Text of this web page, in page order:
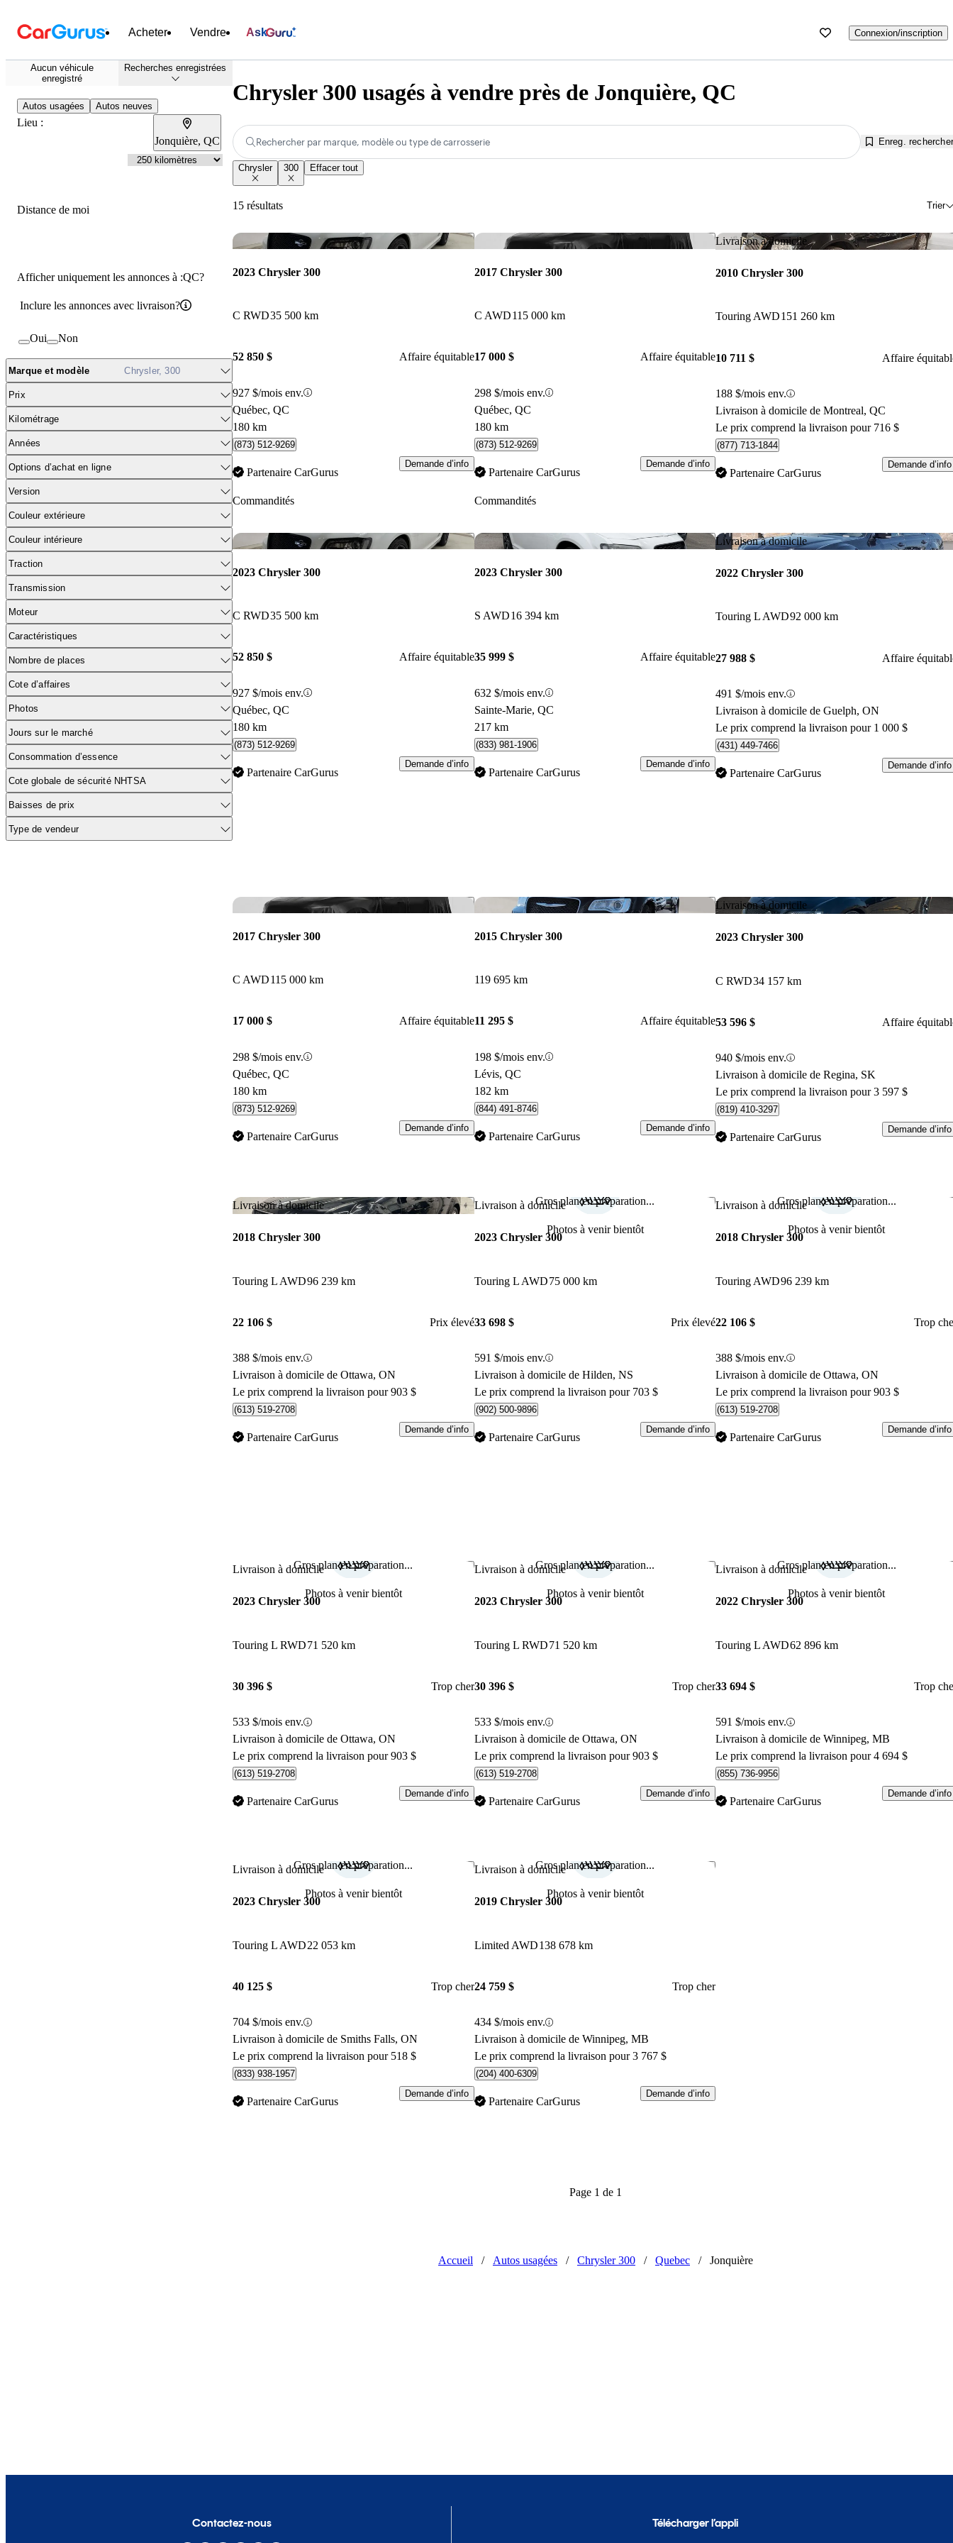
Acheter Vendre Ask Connexion/inscription
Aucun véhicule
enregistré
Recherches enregistrées
Autos usagées Autos neuves
Lieu :
Jonquière, QC
Distance de moi
Afficher uniquement les annonces à :QC?
Inclure les annonces avec livraison?
Oui Non
Marque et modèle Chrysler, 300
Prix
Kilométrage
Années
Options d’achat en ligne
Version
Couleur extérieure
Couleur intérieure
Traction
Transmission
Moteur
Caractéristiques
Nombre de places
Cote d’affaires
Photos
Jours sur le marché
Consommation d’essence
Cote globale de sécurité NHTSA
Baisses de prix
Type de vendeur
Chrysler 300 usagés à vendre près de Jonquière, QC
Rechercher par marque, modèle ou type de carrosserie Enreg. rechercher
Chrysler 300 Effacer tout
15 résultats Trier
Enregistrer cette annonce
2023 Chrysler 300
C RWD35 500 km
52 850 $ Affaire équitable
927 $/mois env.
Québec, QC
180 km
(873) 512-9269
Partenaire CarGurus
Demande d’info
Commandités
Enregistrer cette annonce
2017 Chrysler 300
C AWD115 000 km
17 000 $ Affaire équitable
298 $/mois env.
Québec, QC
180 km
(873) 512-9269
Partenaire CarGurus
Demande d’info
Commandités
Livraison à domicile
2010 Chrysler 300
Touring AWD151 260 km
10 711 $ Affaire
188 $/mois env.
Livraison à domicile de Montreal, QC
Le prix comprend la livraison pour 716 $
(877) 713-1844
Partenaire CarGurus
Demande d’info
Enregistrer cette annonce
2023 Chrysler 300
C RWD35 500 km
52 850 $ Affaire équitable
927 $/mois env.
Québec, QC
180 km
(873) 512-9269
Partenaire CarGurus
Demande d’info
Enregistrer cette annonce
2023 Chrysler 300
S AWD16 394 km
35 999 $ Affaire équitable
632 $/mois env.
Sainte-Marie, QC
217 km
(833) 981-1906
Partenaire CarGurus
Demande d’info
Livraison à domicile
2022 Chrysler 300
Touring L AWD92 000 km
27 988 $ Affaire
491 $/mois env.
Livraison à domicile de Guelph, ON
Le prix comprend la livraison pour 1 000 $
(431) 449-7466
Partenaire CarGurus
Demande d’info
Enregistrer cette annonce
2017 Chrysler 300
C AWD115 000 km
17 000 $ Affaire équitable
298 $/mois env.
Québec, QC
180 km
(873) 512-9269
Partenaire CarGurus
Demande d’info
Enregistrer cette annonce
2015 Chrysler 300
119 695 km
11 295 $ Affaire équitable
198 $/mois env.
Lévis, QC
182 km
(844) 491-8746
Partenaire CarGurus
Demande d’info
Livraison à domicile
2023 Chrysler 300
C RWD34 157 km
53 596 $ Affaire
940 $/mois env.
Livraison à domicile de Regina, SK
Le prix comprend la livraison pour 3 597 $
(819) 410-3297
Partenaire CarGurus
Demande d’info
Livraison à domicile Enregistrer cette annonce
2018 Chrysler 300
Touring L AWD96 239 km
22 106 $ Prix élevé
388 $/mois env.
Livraison à domicile de Ottawa, ON
Le prix comprend la livraison pour 903 $
(613) 519-2708
Partenaire CarGurus
Demande d’info
Gros plan en préparation...
Photos à venir bientôt
Livraison à domicile Enregistrer cette annonce
2023 Chrysler 300
Touring L AWD75 000 km
33 698 $ Prix élevé
591 $/mois env.
Livraison à domicile de Hilden, NS
Le prix comprend la livraison pour 703 $
(902) 500-9896
Partenaire CarGurus
Demande d’info
Gros plan en préparation...
Photos à venir bientôt
Livraison à domicile
2018 Chrysler 300
Touring AWD96 239 km
22 106 $ Trop
388 $/mois env.
Livraison à domicile de Ottawa, ON
Le prix comprend la livraison pour 903 $
(613) 519-2708
Partenaire CarGurus
Demande d’info
Gros plan en préparation...
Photos à venir bientôt
Livraison à domicile Enregistrer cette annonce
2023 Chrysler 300
Touring L RWD71 520 km
30 396 $ Trop cher
533 $/mois env.
Livraison à domicile de Ottawa, ON
Le prix comprend la livraison pour 903 $
(613) 519-2708
Partenaire CarGurus
Demande d’info
Gros plan en préparation...
Photos à venir bientôt
Livraison à domicile Enregistrer cette annonce
2023 Chrysler 300
Touring L RWD71 520 km
30 396 $ Trop cher
533 $/mois env.
Livraison à domicile de Ottawa, ON
Le prix comprend la livraison pour 903 $
(613) 519-2708
Partenaire CarGurus
Demande d’info
Gros plan en préparation...
Photos à venir bientôt
Livraison à domicile
2022 Chrysler 300
Touring L AWD62 896 km
33 694 $ Trop
591 $/mois env.
Livraison à domicile de Winnipeg, MB
Le prix comprend la livraison pour 4 694 $
(855) 736-9956
Partenaire CarGurus
Demande d’info
Gros plan en préparation...
Photos à venir bientôt
Livraison à domicile Enregistrer cette annonce
2023 Chrysler 300
Touring L AWD22 053 km
40 125 $ Trop cher
704 $/mois env.
Livraison à domicile de Smiths Falls, ON
Le prix comprend la livraison pour 518 $
(833) 938-1957
Partenaire CarGurus
Demande d’info
Gros plan en préparation...
Photos à venir bientôt
Livraison à domicile Enregistrer cette annonce
2019 Chrysler 300
Limited AWD138 678 km
24 759 $ Trop cher
434 $/mois env.
Livraison à domicile de Winnipeg, MB
Le prix comprend la livraison pour 3 767 $
(204) 400-6309
Partenaire CarGurus
Demande d’info
Page 1 de 1
Accueil / Autos usagées / Chrysler 300 / Quebec / Jonquière
Contactez-nous Télécharger l’appli